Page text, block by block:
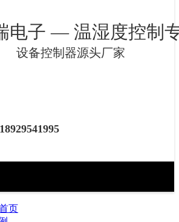
电子 — 温湿度控制
设备控制器源头厂家
器
页